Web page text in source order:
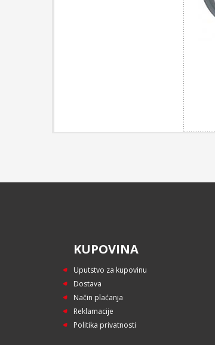
KUPOVINA
Uputstvo za kupovinu
Dostava
Način plaćanja
Reklamacije
Politika privatnosti